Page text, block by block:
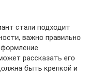
стали подходит
важно правильно
рассказать его
быть крепкой и